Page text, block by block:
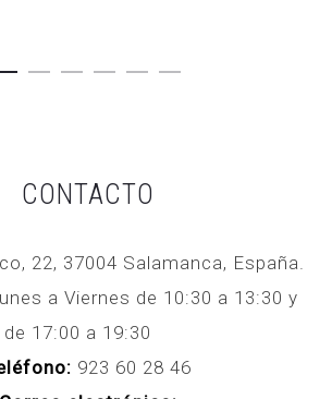
CONTACTO
22, 37004 Salamanca, España.
a Viernes de 10:30 a 13:30 y
de 17:00 a 19:30
923 60 28 46